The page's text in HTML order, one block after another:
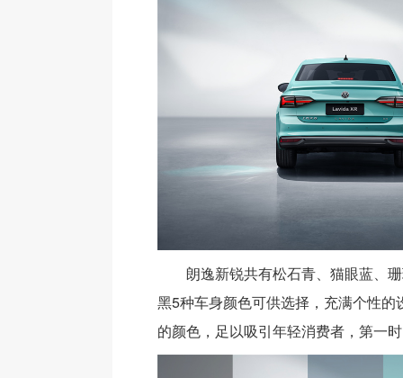
朗逸新锐共有松石青、猫眼蓝、
黑5种车身颜色可供选择，充满个性的
的颜色，足以吸引年轻消费者，第一